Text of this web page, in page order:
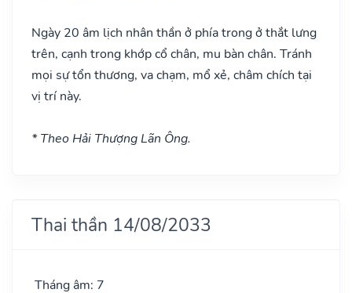
Ngày 20 âm lịch nhân thần ở phía trong ở thắt lưng
trên, cạnh trong khớp cổ chân, mu bàn chân. Tránh
mọi sự tổn thương, va chạm, mổ xẻ, châm chích tại
vị trí này.
* Theo Hải Thượng Lãn Ông.
Thai thần 14/08/2033
Tháng âm: 7